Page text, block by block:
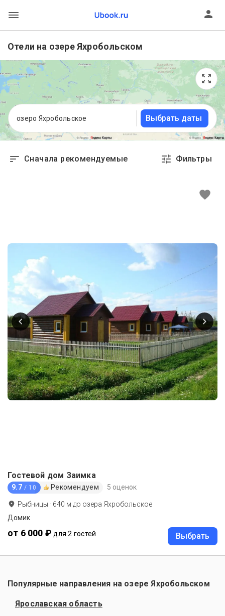
Отели на озере Яхробольском
озеро Яхробольское Выбрать даты
Сначала рекомендуемые Фильтры
Гостевой дом Заимка
9.7 / 10 Рекомендуем 5 оценок
Рыбницы · 640 м до озера Яхробольское
Домик
от 6 000 ₽ для 2 гостей Выбрать
Популярные направления на озере Яхробольском
Ярославская область